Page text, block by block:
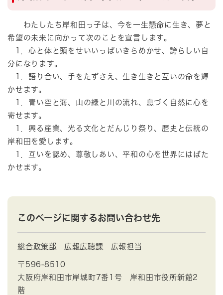
わたしたち岸和田っ子は、今を一生懸命に生き、夢と
希望の未来に向かって次のことを宣言します。
1．心と体と頭をせいいっぱいきらめかせ、誇らしい自
分になります。
1．語り合い、手をたずさえ、生き生きと互いの命を輝
かせます。
1．青い空と海、山の緑と川の流れ、息づく自然に心を
寄せます。
1．興る産業、光る文化とだんじり祭り、歴史と伝統の
岸和田を愛します。
1．互いを認め、尊敬しあい、平和の心を世界にはばた
かせます。
このページに関するお問い合わせ先
総合政策部 広報広聴課 広報担当
〒596-8510
大阪府岸和田市岸城町7番1号 岸和田市役所新館2
階